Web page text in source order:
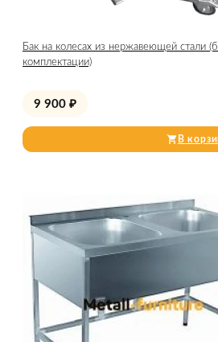
Бак на колесах из нержавеющей стали
комплектации)
9 900 ₽
В